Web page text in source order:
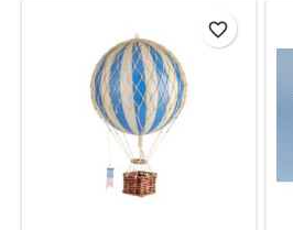
favorite_border